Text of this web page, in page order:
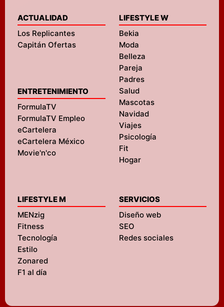
ACTUALIDAD
Los Replicantes
Capitán Ofertas
ENTRETENIMIENTO
FormulaTV
FormulaTV Empleo
eCartelera
eCartelera México
Movie'n'co
LIFESTYLE W
Bekia
Moda
Belleza
Pareja
Padres
Salud
Mascotas
Navidad
Viajes
Psicología
Fit
Hogar
LIFESTYLE M
MENzig
Fitness
Tecnología
Estilo
Zonared
F1 al día
SERVICIOS
Diseño web
SEO
Redes sociales